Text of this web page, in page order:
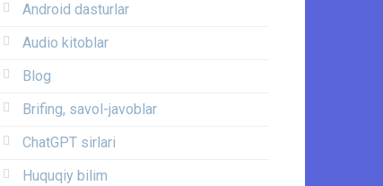
Android dasturlar
Audio kitoblar
Blog
Brifing, savol-javoblar
ChatGPT sirlari
Huquqiy bilim